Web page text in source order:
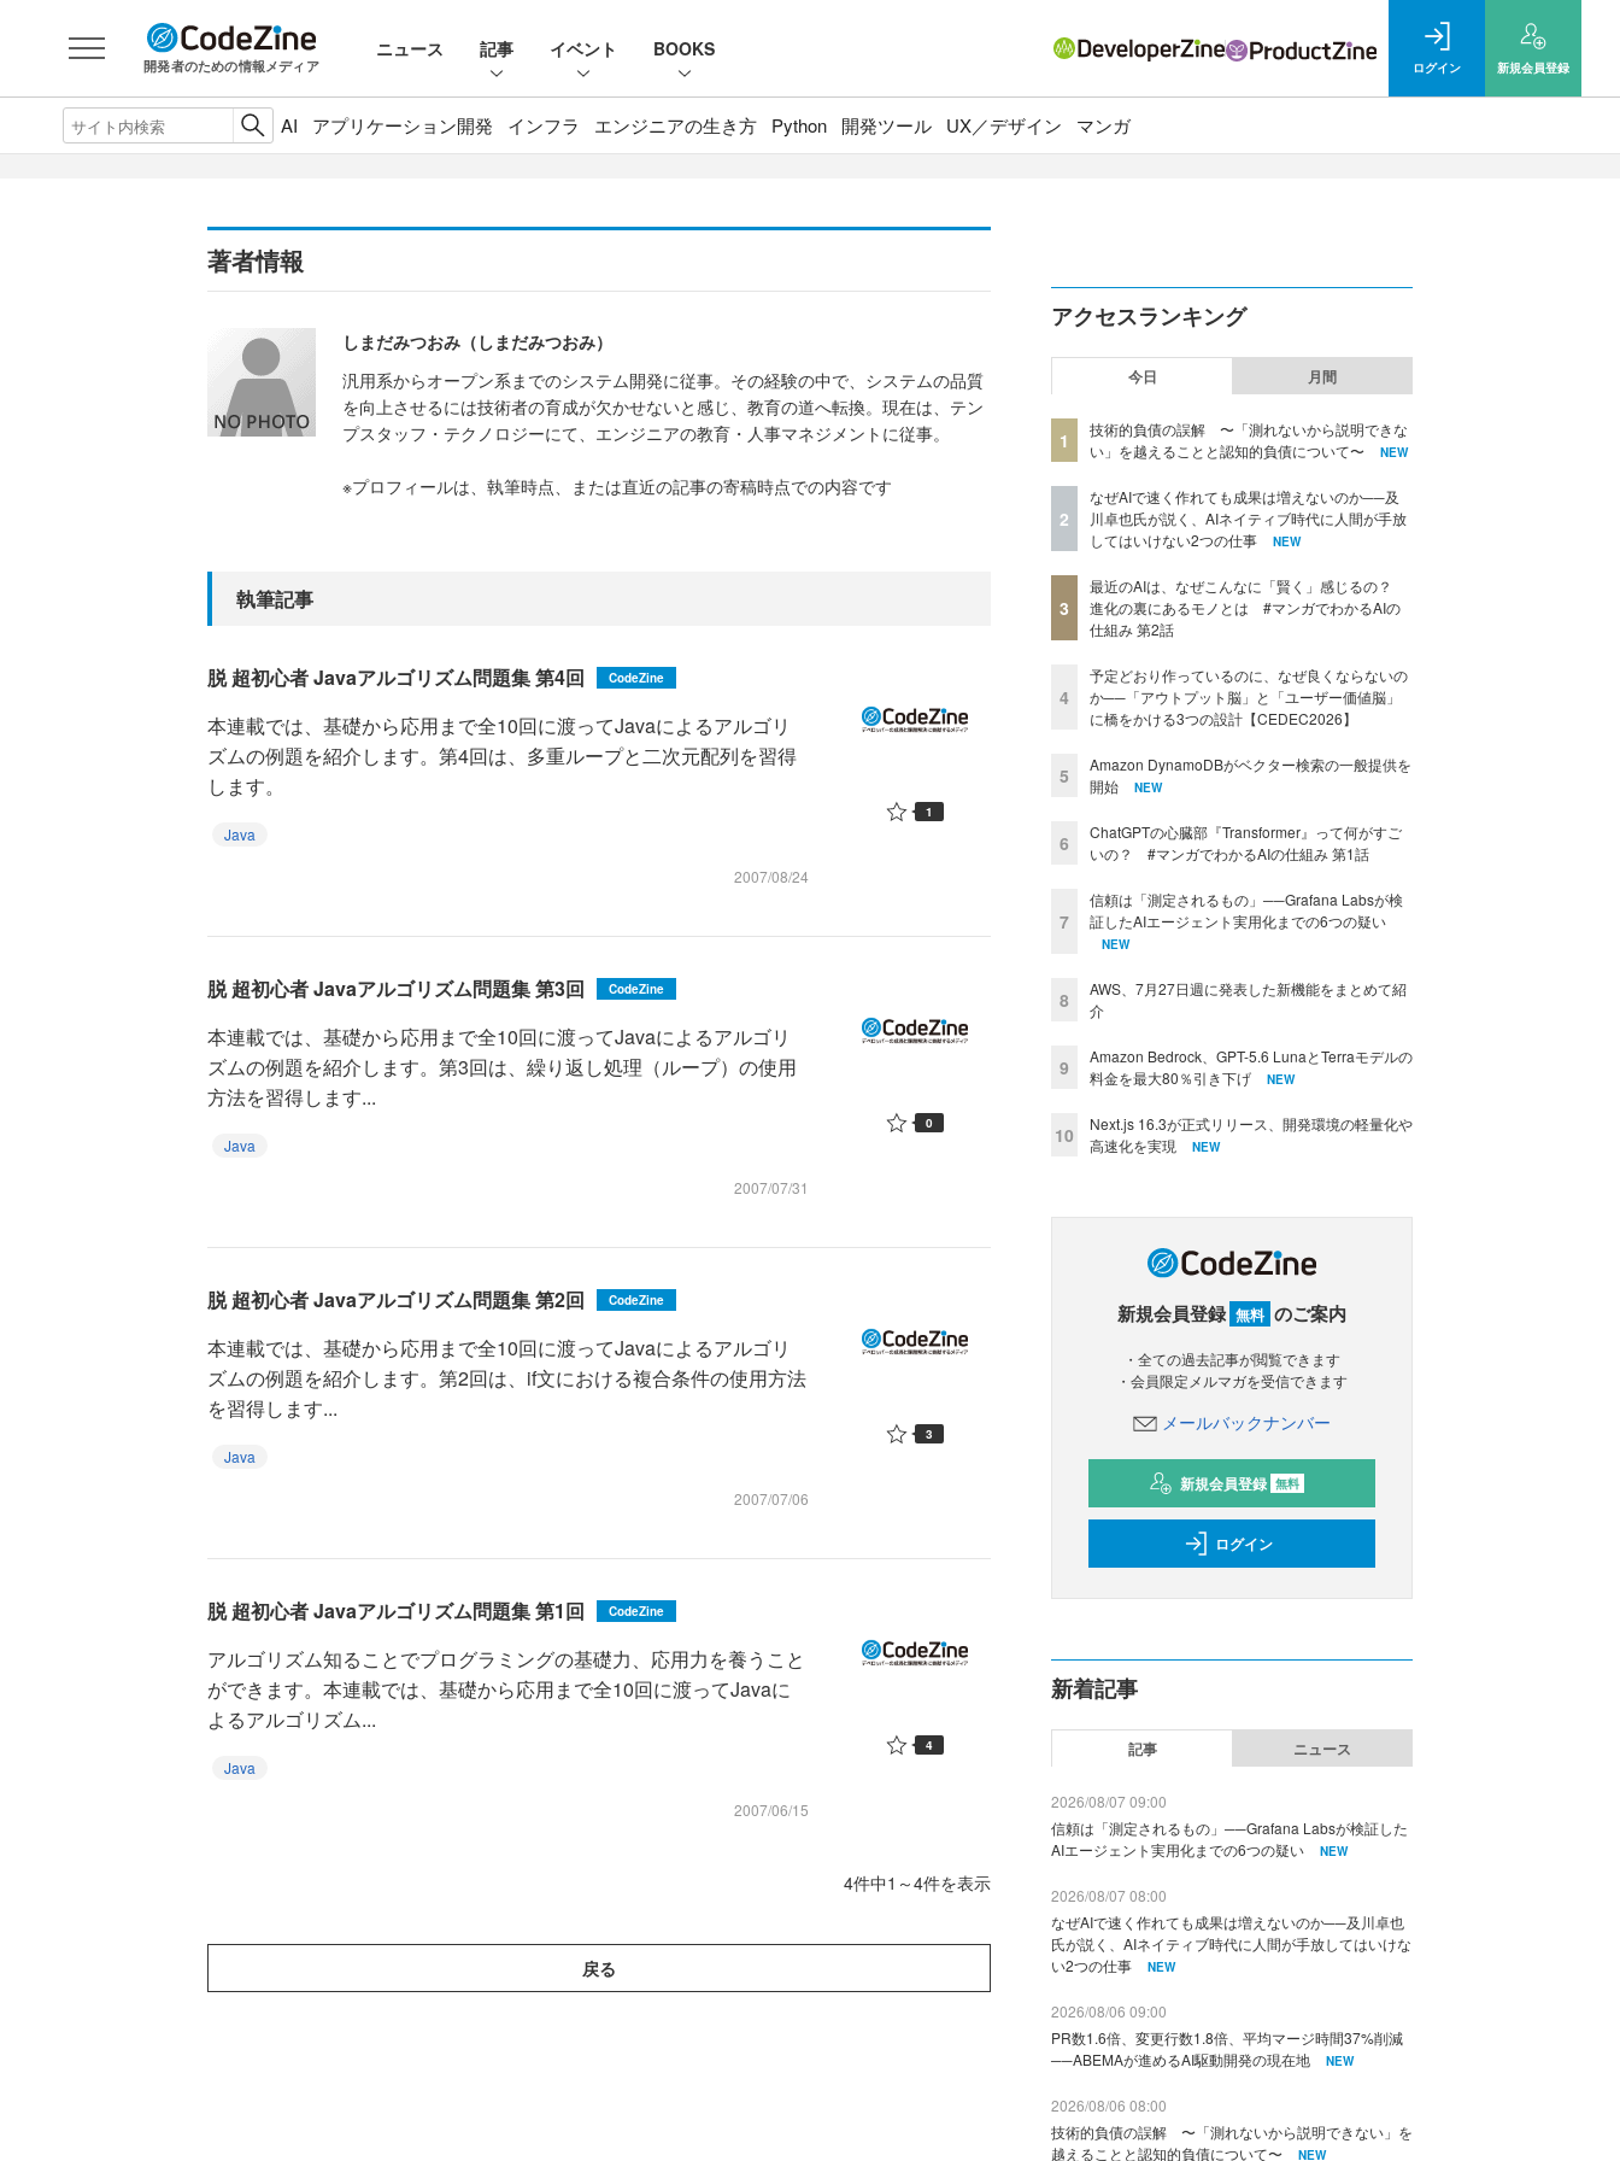
開発者のための情報メディア
ニュース 記事 イベント BOOKS
ログイン 新規会員登録
AI アプリケーション開発 インフラ エンジニアの生き方 Python 開発ツール UX／デザイン マンガ
著者情報
しまだみつおみ（しまだみつおみ）
汎用系からオープン系までのシステム開発に従事。その経験の中で、システムの品質
を向上させるには技術者の育成が欠かせないと感じ、教育の道へ転換。現在は、テン
プスタッフ・テクノロジーにて、エンジニアの教育・人事マネジメントに従事。
※プロフィールは、執筆時点、または直近の記事の寄稿時点での内容です
執筆記事
脱 超初心者 Javaアルゴリズム問題集 第4回 CodeZine
本連載では、基礎から応用まで全10回に渡ってJavaによるアルゴリ
ズムの例題を紹介します。第4回は、多重ループと二次元配列を習得
します。
Java
2007/08/24
1
脱 超初心者 Javaアルゴリズム問題集 第3回 CodeZine
本連載では、基礎から応用まで全10回に渡ってJavaによるアルゴリ
ズムの例題を紹介します。第3回は、繰り返し処理（ループ）の使用
方法を習得します...
Java
2007/07/31
0
脱 超初心者 Javaアルゴリズム問題集 第2回 CodeZine
本連載では、基礎から応用まで全10回に渡ってJavaによるアルゴリ
ズムの例題を紹介します。第2回は、if文における複合条件の使用方法
を習得します...
Java
2007/07/06
3
脱 超初心者 Javaアルゴリズム問題集 第1回 CodeZine
アルゴリズム知ることでプログラミングの基礎力、応用力を養うこと
ができます。本連載では、基礎から応用まで全10回に渡ってJavaに
よるアルゴリズム...
Java
2007/06/15
4
4件中1～4件を表示
戻る
アクセスランキング
今日 月間
1
技術的負債の誤解 〜「測れないから説明できな
い」を越えることと認知的負債について〜
NEW
2
なぜAIで速く作れても成果は増えないのか──及
川卓也氏が説く、AIネイティブ時代に人間が手放
してはいけない2つの仕事
NEW
3
最近のAIは、なぜこんなに「賢く」感じるの？
進化の裏にあるモノとは #マンガでわかるAIの
仕組み 第2話
4
予定どおり作っているのに、なぜ良くならないの
か──「アウトプット脳」と「ユーザー価値脳」
に橋をかける3つの設計【CEDEC2026】
5
Amazon DynamoDBがベクター検索の一般提供を
開始
NEW
6
ChatGPTの心臓部『Transformer』って何がすご
いの？ #マンガでわかるAIの仕組み 第1話
7
信頼は「測定されるもの」──Grafana Labsが検
証したAIエージェント実用化までの6つの疑い
NEW
8
AWS、7月27日週に発表した新機能をまとめて紹
介
9
Amazon Bedrock、GPT-5.6 LunaとTerraモデルの
料金を最大80％引き下げ
NEW
10
Next.js 16.3が正式リリース、開発環境の軽量化や
高速化を実現
NEW
新規会員登録 無料 のご案内
・全ての過去記事が閲覧できます
・会員限定メルマガを受信できます
メールバックナンバー
新規会員登録 無料
ログイン
新着記事
記事 ニュース
2026/08/07 09:00
信頼は「測定されるもの」──Grafana Labsが検証した
AIエージェント実用化までの6つの疑い
NEW
2026/08/07 08:00
なぜAIで速く作れても成果は増えないのか──及川卓也
氏が説く、AIネイティブ時代に人間が手放してはいけな
い2つの仕事
NEW
2026/08/06 09:00
PR数1.6倍、変更行数1.8倍、平均マージ時間37%削減
──ABEMAが進めるAI駆動開発の現在地
NEW
2026/08/06 08:00
技術的負債の誤解 〜「測れないから説明できない」を
越えることと認知的負債について〜
NEW